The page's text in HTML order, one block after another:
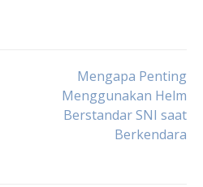
Mengapa Penting
Menggunakan Helm
Berstandar SNI saat
Berkendara